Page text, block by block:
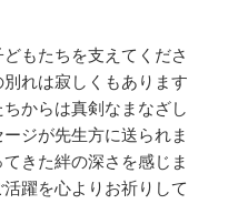
もたちを支えてくださ
れは寂しくもあります
からは真剣なまなざし
ジが先生方に送られま
きた絆の深さを感じま
躍を心よりお祈りして